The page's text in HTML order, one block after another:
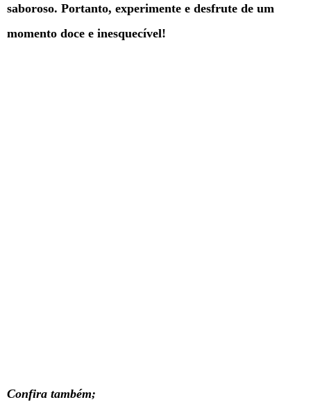
saboroso. Portanto, experimente e desfrute de um
momento doce e inesquecível!
Confira também;